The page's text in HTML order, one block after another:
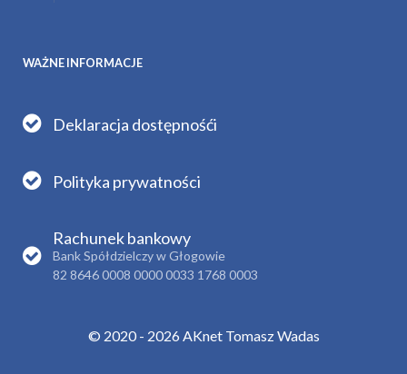
WAŻNE INFORMACJE
Deklaracja dostępnośći
Polityka prywatności
Rachunek bankowy
Bank Spółdzielczy w Głogowie
82 8646 0008 0000 0033 1768 0003
© 2020 - 2026 AKnet Tomasz Wadas